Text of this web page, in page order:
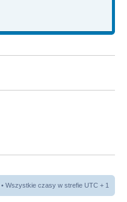
• Wszystkie czasy w strefie UTC + 1